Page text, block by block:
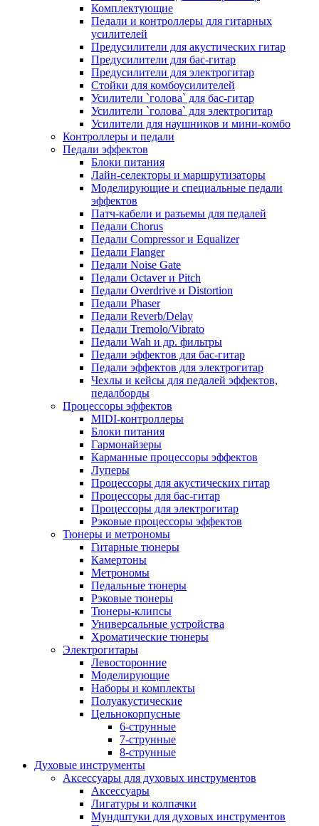
Комплектующие
Педали и контроллеры для гитарных
усилителей
Предусилители для акустических гитар
Предусилители для бас-гитар
Предусилители для электрогитар
Стойки для комбоусилителей
Усилители `голова` для бас-гитар
Усилители `голова` для электрогитар
Усилители для наушников и мини-комбо
Контроллеры и педали
Педали эффектов
Блоки питания
Лайн-селекторы и маршрутизаторы
Моделирующие и специальные педали
эффектов
Патч-кабели и разъемы для педалей
Педали Chorus
Педали Compressor и Equalizer
Педали Flanger
Педали Noise Gate
Педали Octaver и Pitch
Педали Overdrive и Distortion
Педали Phaser
Педали Reverb/Delay
Педали Tremolo/Vibrato
Педали Wah и др. фильтры
Педали эффектов для бас-гитар
Педали эффектов для электрогитар
Чехлы и кейсы для педалей эффектов,
педалборды
Процессоры эффектов
MIDI-контроллеры
Блоки питания
Гармонайзеры
Карманные процессоры эффектов
Луперы
Процессоры для акустических гитар
Процессоры для бас-гитар
Процессоры для электрогитар
Рэковые процессоры эффектов
Тюнеры и метрономы
Гитарные тюнеры
Камертоны
Метрономы
Педальные тюнеры
Рэковые тюнеры
Тюнеры-клипсы
Универсальные устройства
Хроматические тюнеры
Электрогитары
Левосторонние
Моделирующие
Наборы и комплекты
Полуакустические
Цельнокорпусные
6-струнные
7-струнные
8-струнные
Духовые инструменты
Аксессуары для духовых инструментов
Аксессуары
Лигатуры и колпачки
Мундштуки для духовых инструментов